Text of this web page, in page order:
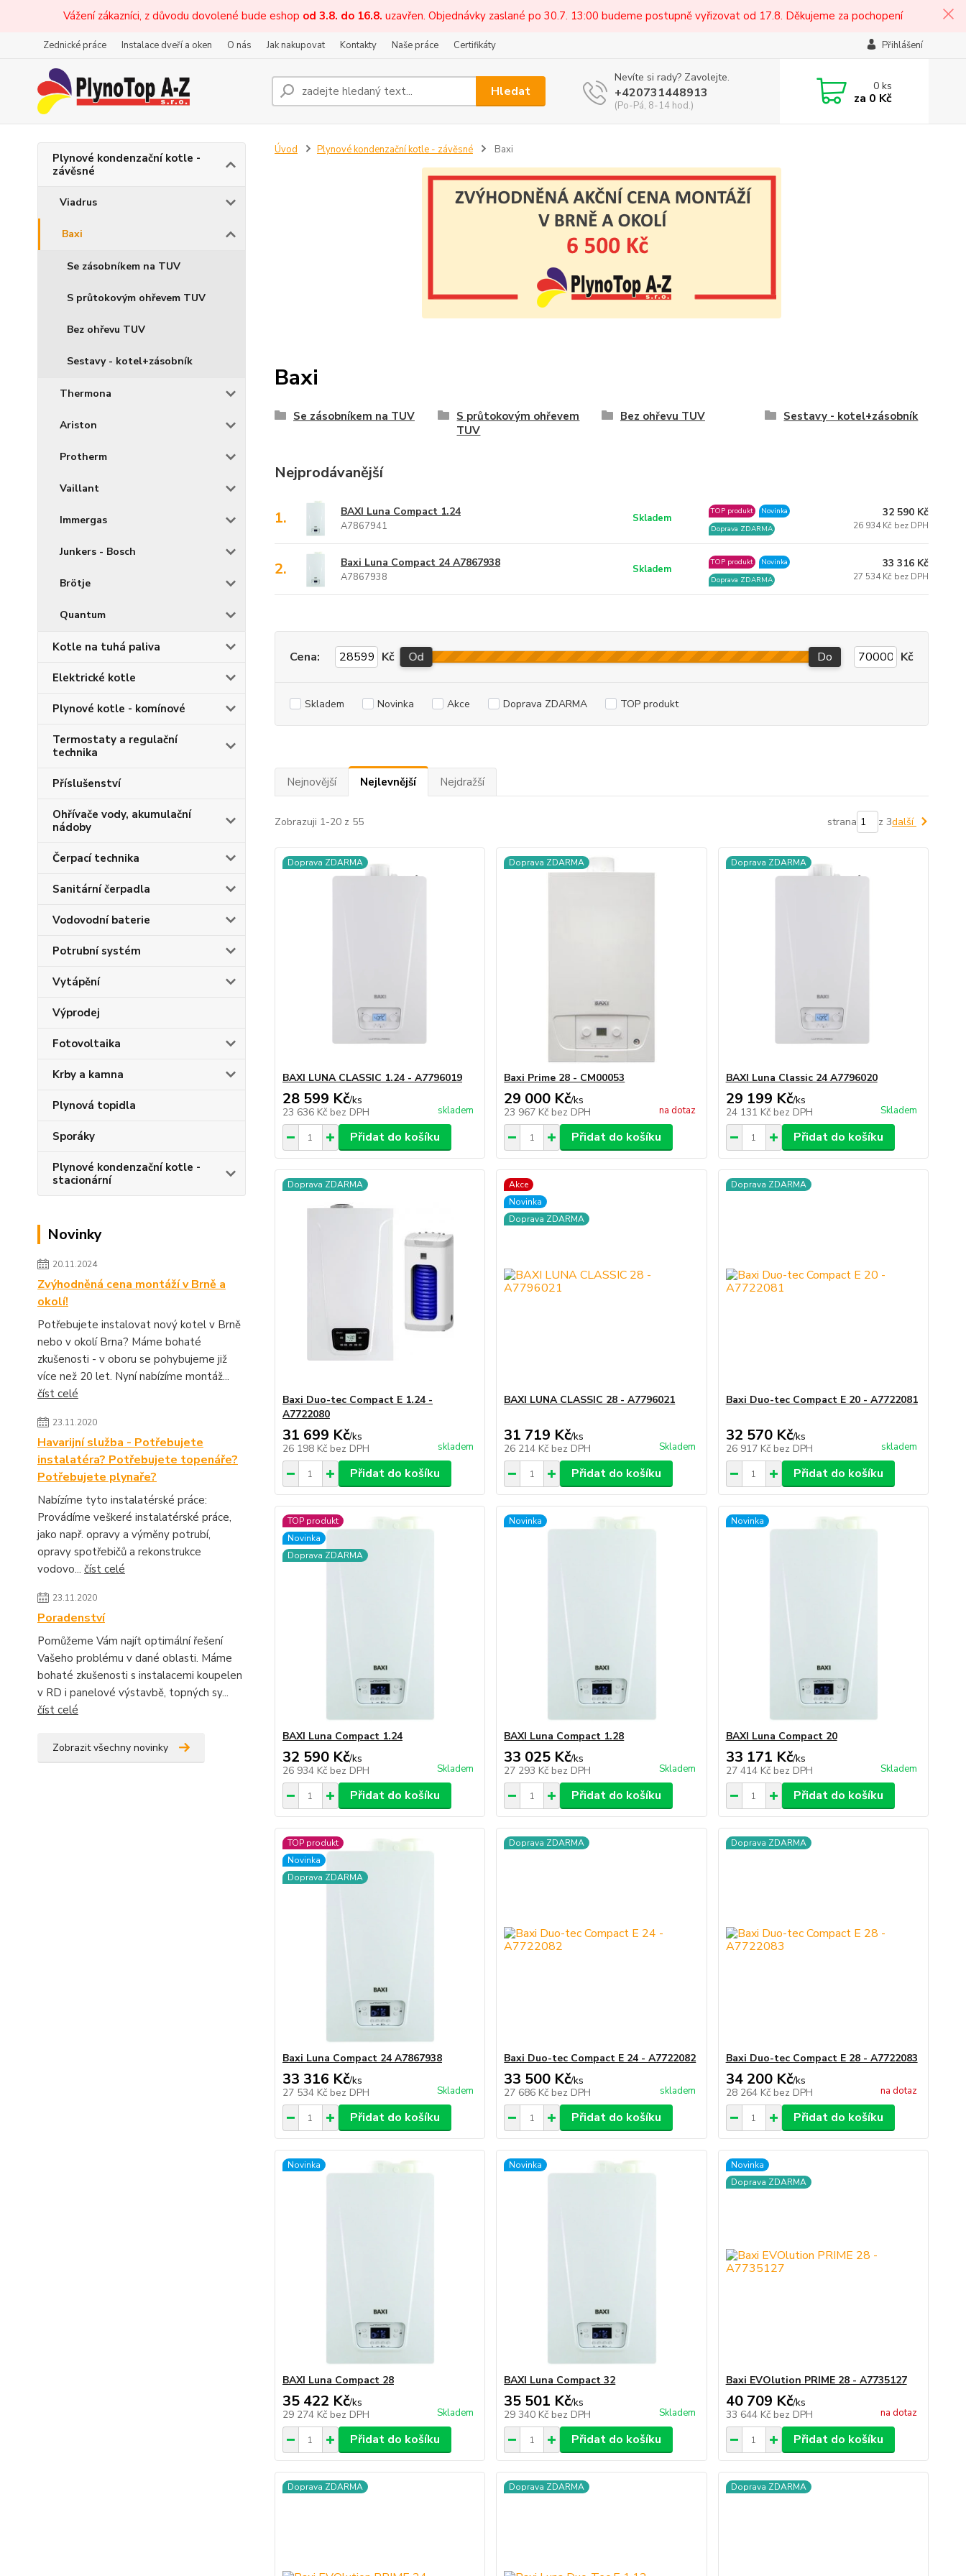
Vážení zákazníci, z důvodu dovolené bude eshop od 3.8. do 16.8. uzavřen. Objednávky zaslané po 30.7. 13:00 budeme postupně vyřizovat od 17.8. Děkujeme za pochopení
Zednické práce Instalace dveří a oken O nás Jak nakupovat Kontakty Naše práce Certifikáty Přihlášení
Hledat
Nevíte si rady? Zavolejte.
+420731448913
(Po-Pá, 8-14 hod.)
0ks
za 0 Kč
Plynové kondenzační kotle -
závěsné
Viadrus
Baxi
Se zásobníkem na TUV
S průtokovým ohřevem TUV
Bez ohřevu TUV
Sestavy - kotel+zásobník
Thermona
Ariston
Protherm
Vaillant
Immergas
Junkers - Bosch
Brötje
Quantum
Kotle na tuhá paliva
Elektrické kotle
Plynové kotle - komínové
Termostaty a regulační
technika
Příslušenství
Ohřívače vody, akumulační
nádoby
Čerpací technika
Sanitární čerpadla
Vodovodní baterie
Potrubní systém
Vytápění
Výprodej
Fotovoltaika
Krby a kamna
Plynová topidla
Sporáky
Plynové kondenzační kotle -
stacionární
Novinky
20.11.2024
Zvýhodněná cena montáží v Brně a
okolí!
Potřebujete instalovat nový kotel v Brně
nebo v okolí Brna? Máme bohaté
zkušenosti - v oboru se pohybujeme již
více než 20 let. Nyní nabízíme montáž...
číst celé
23.11.2020
Havarijní služba - Potřebujete
instalatéra? Potřebujete topenáře?
Potřebujete plynaře?
Nabízíme tyto instalatérské práce:
Provádíme veškeré instalatérské práce,
jako např. opravy a výměny potrubí,
opravy spotřebičů a rekonstrukce
vodovo... číst celé
23.11.2020
Poradenství
Pomůžeme Vám najít optimální řešení
Vašeho problému v dané oblasti. Máme
bohaté zkušenosti s instalacemi koupelen
v RD i panelové výstavbě, topných sy...
číst celé
Zobrazit všechny novinky
Úvod Plynové kondenzační kotle - závěsné Baxi
Baxi
Se zásobníkem na TUV
S průtokovým ohřevem
TUV
Bez ohřevu TUV Sestavy - kotel+zásobník
Nejprodávanější
1. BAXI Luna Compact 1.24
A7867941
Skladem
TOP produkt
Novinka
Doprava ZDARMA
32 590 Kč
26 934 Kč bez DPH
2. Baxi Luna Compact 24 A7867938
A7867938
Skladem
TOP produkt
Novinka
Doprava ZDARMA
33 316 Kč
27 534 Kč bez DPH
Cena: Kč Od Do Kč
Skladem Novinka Akce Doprava ZDARMA TOP produkt
Nejnovější Nejlevnější Nejdražší
Zobrazuji 1-20 z 55 strana z 3další
Doprava ZDARMA
BAXI LUNA CLASSIC 1.24 - A7796019
28 599 Kč/ks
23 636 Kč bez DPH skladem
Přidat do košíku
Doprava ZDARMA
Baxi Prime 28 - CM00053
29 000 Kč/ks
23 967 Kč bez DPH na dotaz
Přidat do košíku
Doprava ZDARMA
BAXI Luna Classic 24 A7796020
29 199 Kč/ks
24 131 Kč bez DPH Skladem
Přidat do košíku
Doprava ZDARMA
Baxi Duo-tec Compact E 1.24 -
A7722080
31 699 Kč/ks
26 198 Kč bez DPH skladem
Přidat do košíku
Akce
Novinka
Doprava ZDARMA
BAXI LUNA CLASSIC 28 - A7796021
31 719 Kč/ks
26 214 Kč bez DPH Skladem
Přidat do košíku
Doprava ZDARMA
Baxi Duo-tec Compact E 20 - A7722081
32 570 Kč/ks
26 917 Kč bez DPH skladem
Přidat do košíku
TOP produkt
Novinka
Doprava ZDARMA
BAXI Luna Compact 1.24
32 590 Kč/ks
26 934 Kč bez DPH Skladem
Přidat do košíku
Novinka
BAXI Luna Compact 1.28
33 025 Kč/ks
27 293 Kč bez DPH Skladem
Přidat do košíku
Novinka
BAXI Luna Compact 20
33 171 Kč/ks
27 414 Kč bez DPH Skladem
Přidat do košíku
TOP produkt
Novinka
Doprava ZDARMA
Baxi Luna Compact 24 A7867938
33 316 Kč/ks
27 534 Kč bez DPH Skladem
Přidat do košíku
Doprava ZDARMA
Baxi Duo-tec Compact E 24 - A7722082
33 500 Kč/ks
27 686 Kč bez DPH skladem
Přidat do košíku
Doprava ZDARMA
Baxi Duo-tec Compact E 28 - A7722083
34 200 Kč/ks
28 264 Kč bez DPH na dotaz
Přidat do košíku
Novinka
BAXI Luna Compact 28
35 422 Kč/ks
29 274 Kč bez DPH Skladem
Přidat do košíku
Novinka
BAXI Luna Compact 32
35 501 Kč/ks
29 340 Kč bez DPH Skladem
Přidat do košíku
Novinka
Doprava ZDARMA
Baxi EVOlution PRIME 28 - A7735127
40 709 Kč/ks
33 644 Kč bez DPH na dotaz
Přidat do košíku
Doprava ZDARMA Doprava ZDARMA Doprava ZDARMA